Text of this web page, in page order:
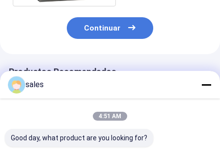
Continuar
Productos Recomendados
sales
4:51 AM
Good day, what product are you looking for?